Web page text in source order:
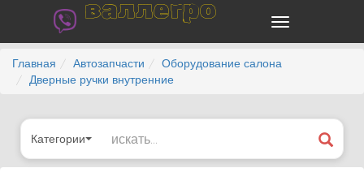
валлегро
Главная Автозапчасти
Оборудование салона
Дверные ручки внутренние
Категории